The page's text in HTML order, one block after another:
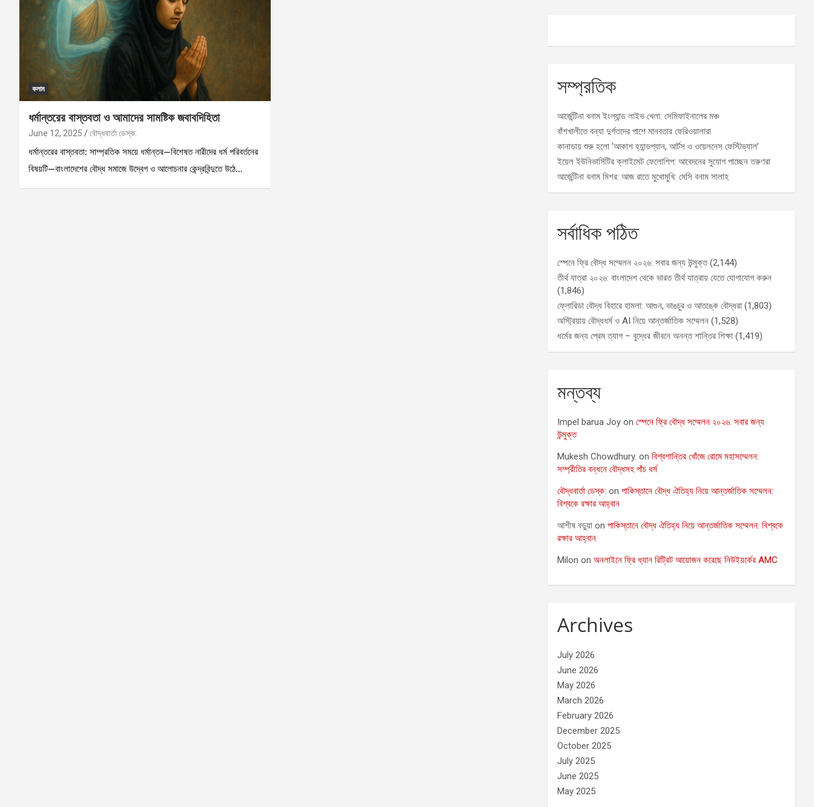
কলাম
ধর্মান্তরের বাস্তবতা ও আমাদের সামষ্টিক জবাবদিহিতা
June 12, 2025 বৌদ্ধবার্তা ডেস্ক:
ধর্মান্তরের বাস্তবতা: সাম্প্রতিক সময়ে ধর্মান্তর—বিশেষত নারীদের ধর্ম পরিবর্তনের
বিষয়টি—বাংলাদেশের বৌদ্ধ সমাজে উদ্বেগ ও আলোচনার কেন্দ্রবিন্দুতে উঠে…
সম্প্রতিক
আর্জেন্টিনা বনাম ইংল্যান্ড লাইভ খেলা: সেমিফাইনালের মঞ্চ
বাঁশখালীতে বন্যা দুর্গতদের পাশে মানবতার ফেরিওয়ালারা
কানাডায় শুরু হলো ‘আকাশ হ্যান্ডপ্যান, আর্টস ও ওয়েলনেস ফেস্টিভ্যাল’
ইয়েল ইউনিভার্সিটির ক্লাইমেট ফেলোশিপ: আবেদনের সুযোগ পাচ্ছেন তরুণরা
আর্জেন্টিনা বনাম মিশর: আজ রাতে মুখোমুখি: মেসি বনাম সালাহ
সর্বাধিক পঠিত
স্পেনে ফ্রি বৌদ্ধ সম্মেলন ২০২৬: সবার জন্য উন্মুক্ত (2,144)
তীর্থ যাত্রা ২০২৬: বাংলাদেশ থেকে ভারত তীর্থ যাত্রায় যেতে যোগাযোগ করুন
(1,846)
ফ্লোরিডা বৌদ্ধ বিহারে হামলা: আগুন, ভাঙচুর ও আতঙ্কে বৌদ্ধরা (1,803)
অস্ট্রিয়ায় বৌদ্ধধর্ম ও AI নিয়ে আন্তর্জাতিক সম্মেলন (1,528)
ধর্মের জন্য প্রেম ত্যাগ – বুদ্ধের জীবনে অনন্ত শান্তির শিক্ষা (1,419)
মন্তব্য
Impel barua Joy onস্পেনে ফ্রি বৌদ্ধ সম্মেলন ২০২৬: সবার জন্য
উন্মুক্ত
Mukesh Chowdhury. onবিশ্বশান্তির খোঁজে রোমে মহাসম্মেলন:
সম্প্রীতির বন্ধনে বৌদ্ধসহ পাঁচ ধর্ম
বৌদ্ধবার্তা ডেস্ক: onপাকিস্তানে বৌদ্ধ ঐতিহ্য নিয়ে আন্তর্জাতিক সম্মেলন:
বিশ্বকে রক্ষার আহ্বান
আশীষ বড়ুয়া onপাকিস্তানে বৌদ্ধ ঐতিহ্য নিয়ে আন্তর্জাতিক সম্মেলন: বিশ্বকে
রক্ষার আহ্বান
Milon onঅনলাইনে ফ্রি ধ্যান রিট্রিট আয়োজন করেছে নিউইয়র্কের AMC
Archives
July 2026
June 2026
May 2026
March 2026
February 2026
December 2025
October 2025
July 2025
June 2025
May 2025